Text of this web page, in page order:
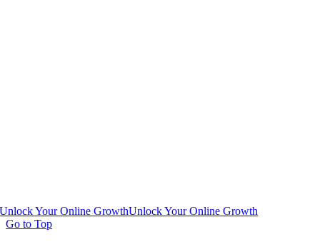
Unlock Your Online GrowthUnlock Your Online Growth
Go to Top